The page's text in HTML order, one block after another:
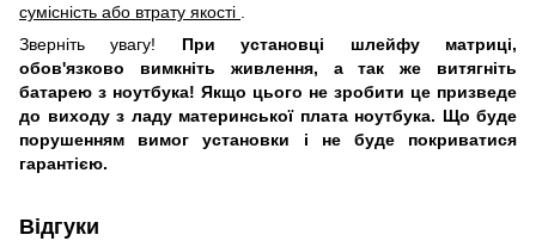
сумісність або втрату якості .
Зверніть увагу! При установці шлейфу матриці,
обов'язково вимкніть живлення, а так же витягніть
батарею з ноутбука! Якщо цього не зробити це призведе
до виходу з ладу материнської плата ноутбука. Що буде
порушенням вимог установки і не буде покриватися
гарантією.
Відгуки